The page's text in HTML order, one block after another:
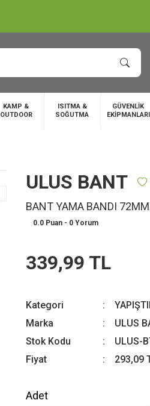
KAMP &
OUTDOOR
ISITMA &
SOĞUTMA
GÜVENLİK
EKİPMANLARI
ULUS BANT
BANT YAMA BANDI
0.0 Puan - 0 Yorum
339,99 TL
Kategori
Marka
ULUS
Stok Kodu
ULUS-
Fiyat
293,09
Adet